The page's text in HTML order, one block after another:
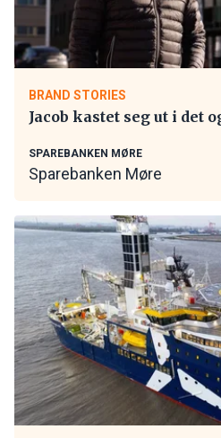
BRAND STORIES
Jacob kastet seg ut i det
SPAREBANKEN MØRE
Sparebanken Møre